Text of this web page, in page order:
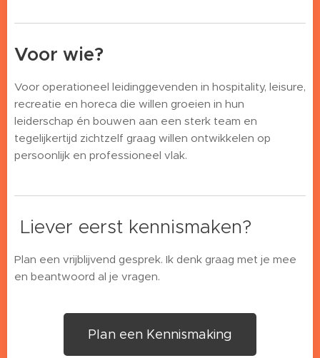
Voor wie?
Voor operationeel leidinggevenden in hospitality, leisure,
recreatie en horeca die willen groeien in hun
leiderschap én bouwen aan een sterk team en
tegelijkertijd zichtzelf graag willen ontwikkelen op
persoonlijk en professioneel vlak.
Liever eerst kennismaken?
Plan een vrijblijvend gesprek. Ik denk graag met je mee
en beantwoord al je vragen.
Plan een Kennismaking